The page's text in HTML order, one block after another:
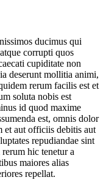
ducimus qui
corrupti quos
cupiditate non
deserunt mollitia animi,
rerum facilis est et
soluta nobis est
id quod maxime
est, omnis dolor
et aut officiis debitis aut
repudiandae sint
hic tenetur a
maiores alias
repellat.